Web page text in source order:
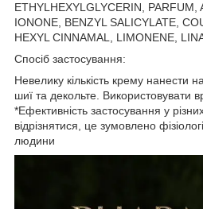
ETHYLHEXYLGLYCERIN, PARFUM,
IONONE, BENZYL SALICYLATE,
HEXYL CINNAMAL, LIMONENE,
Спосіб застосування:
Невелику кількість крему нанести
шиї та декольте. Використовувати
*Ефективність застосування у
відрізнятися, це зумовлено
людини